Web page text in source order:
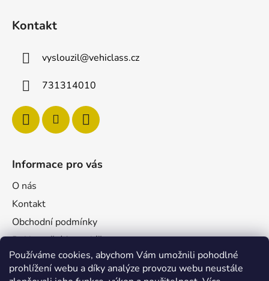
Používáme cookies, abychom Vám umožnili pohodlné
prohlížení webu a díky analýze provozu webu neustále
Kontakt
vyslouzil@vehiclass.cz
731314010
Informace pro vás
O nás
Kontakt
Obchodní podmínky
Reklamační formulář
Podmínky ochrany osobních údajů
Velkoobchod